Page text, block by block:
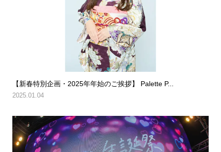
【新春特別企画・2025年年始のご挨拶】 Palette P...
2025.01.04